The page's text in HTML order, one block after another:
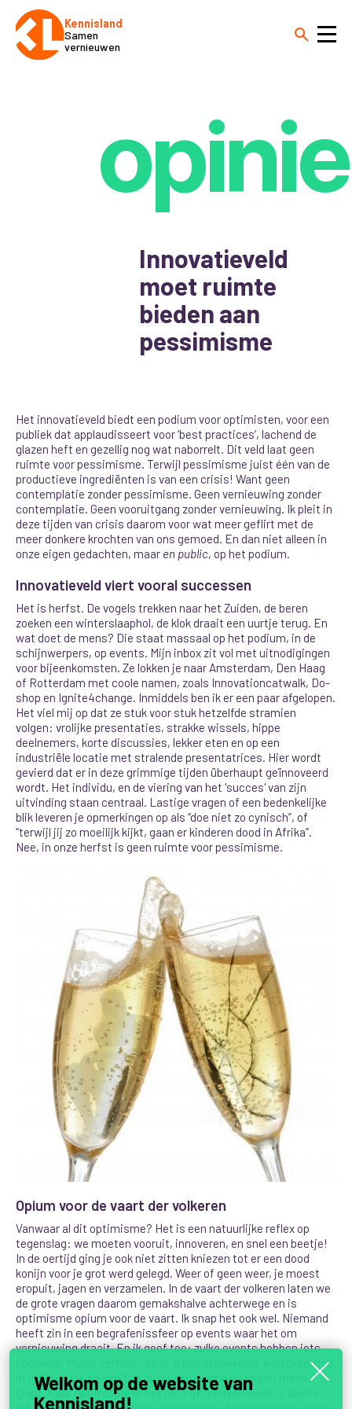
Kennisland
Samen
vernieuwen
opinie
Innovatieveld
moet ruimte
bieden aan
pessimisme
Het innovatieveld biedt een podium voor optimisten, voor een
publiek dat applaudisseert voor ‘best practices’, lachend de
glazen heft en gezellig nog wat naborrelt. Dit veld laat geen
ruimte voor pessimisme. Terwijl pessimisme juist één van de
productieve ingrediënten is van een crisis! Want geen
contemplatie zonder pessimisme. Geen vernieuwing zonder
contemplatie. Geen vooruitgang zonder vernieuwing. Ik pleit in
deze tijden van crisis daarom voor wat meer geflirt met de
meer donkere krochten van ons gemoed. En dan niet alleen in
onze eigen gedachten, maar en public, op het podium.
Innovatieveld viert vooral successen
Het is herfst. De vogels trekken naar het Zuiden, de beren
zoeken een winterslaaphol, de klok draait een uurtje terug. En
wat doet de mens? Die staat massaal op het podium, in de
schijnwerpers, op events. Mijn inbox zit vol met uitnodigingen
voor bijeenkomsten. Ze lokken je naar Amsterdam, Den Haag
of Rotterdam met coole namen, zoals Innovationcatwalk, Do-
shop en Ignite4change. Inmiddels ben ik er een paar afgelopen.
Het viel mij op dat ze stuk voor stuk hetzelfde stramien
volgen: vrolijke presentaties, strakke wissels, hippe
deelnemers, korte discussies, lekker eten en op een
industriële locatie met stralende presentatrices. Hier wordt
gevierd dat er in deze grimmige tijden überhaupt geïnnoveerd
wordt. Het individu, en de viering van het 'succes' van zijn
uitvinding staan centraal. Lastige vragen of een bedenkelijke
blik leveren je opmerkingen op als “doe niet zo cynisch”, of
“terwijl jij zo moeilijk kijkt, gaan er kinderen dood in Afrika”.
Nee, in onze herfst is geen ruimte voor pessimisme.
Opium voor de vaart der volkeren
Vanwaar al dit optimisme? Het is een natuurlijke reflex op
tegenslag: we moeten vooruit, innoveren, en snel een beetje!
In de oertijd ging je ook niet zitten kniezen tot er een dood
konijn voor je grot werd gelegd. Weer of geen weer, je moest
eropuit, jagen en verzamelen. In de vaart der volkeren laten we
de grote vragen daarom gemakshalve achterwege en is
optimisme opium voor de vaart. Ik snap het ook wel. Niemand
heeft zin in een begrafenissfeer op events waar het om
vernieuwing draait. En ik geef toe: zulke events hebben iets
hoopvols. Mooie verhalen op je vizier, kraakverse visitekaartjes
in je broekzak en een fris glas champagne doen een mens
goed. Maar optimisme in het huidige innovatieveld is zoiets
Welkom op de website van
Kennisland!